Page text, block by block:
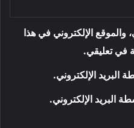
الإلكتروني في هذا
في تعليقي.
البريد الإلكتروني.
البريد الإلكتروني.